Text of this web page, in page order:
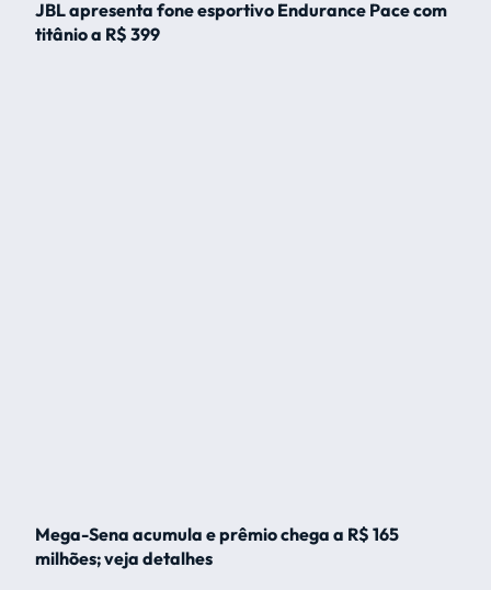
JBL apresenta fone esportivo Endurance Pace com
titânio a R$ 399
Mega-Sena acumula e prêmio chega a R$ 165
milhões; veja detalhes